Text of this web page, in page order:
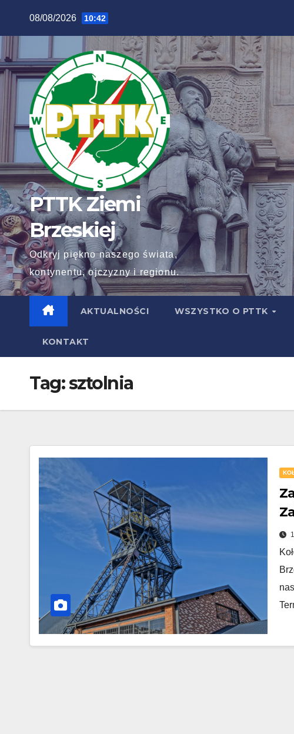
08/08/2026 10:42
PTTK Ziemi
Brzeskiej
Odkryj piękno naszego świata,
kontynentu, ojczyzny i regionu.
AKTUALNOŚCI WSZYSTKO O PTTK
KONTAKT
Tag:sztolnia